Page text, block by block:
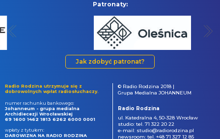
Patronaty:
Jak zdobyć patronat?
Radio Rodzina utrzymuje się z
dobrowolnych wpłat radiosłuchaczy.
numer rachunku bankowego:
Johanneum - grupa medialna
Archidiecezji Wrocławskiej
69 1600 1462 1813 6262 6000 0001
wpłaty z tytułem:
DAROWIZNA NA RADIO RODZINA
© Radio Rodzina 2018 |
Grupa Medialna JOHANNEUM
Radio Rodzina
ul. Katedralna 4, 50-328 Wrocław
studio: tel. 71 322 20 22
e-mail: studio@radiorodzina.pl
newsroom: tel. +48 71 327 12 85